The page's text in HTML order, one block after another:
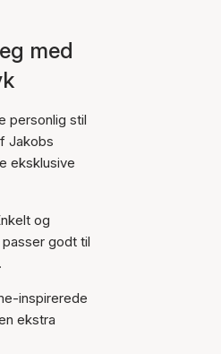
med
personlig stil
Jakobs
eksklusive
og
godt til
inspirerede
ekstra